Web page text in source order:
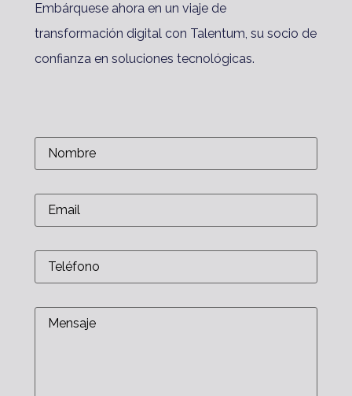
Embárquese ahora en un viaje de
transformación digital con Talentum, su socio de
confianza en soluciones tecnológicas.